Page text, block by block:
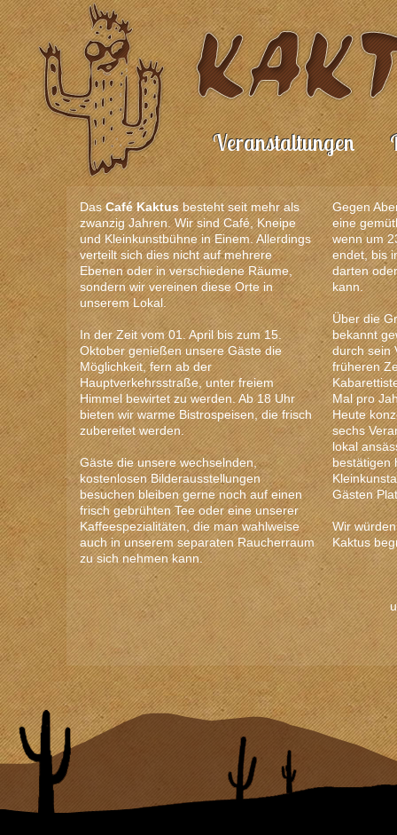
Veranstaltungen
DasCafé Kaktusbesteht seit mehr als
zwanzig Jahren. Wir sind Café, Kneipe
und Kleinkunstbühne in Einem. Allerdings
verteilt sich dies nicht auf mehrere
Ebenen oder in verschiedene Räume,
sondern wir vereinen diese Orte in
unserem Lokal.
In der Zeit vom 01. April bis zum 15.
Oktober genießen unsere Gäste die
Möglichkeit, fern ab der
Hauptverkehrsstraße, unter freiem
Himmel bewirtet zu werden. Ab 18 Uhr
bieten wir warme Bistrospeisen, die frisch
zubereitet werden.
Gäste die unsere wechselnden,
kostenlosen Bilderausstellungen
besuchen bleiben gerne noch auf einen
frisch gebrühten Tee oder eine unserer
Kaffeespezialitäten, die man wahlweise
auch in unserem separaten Raucherraum
zu sich nehmen kann.
Gegen
eine
wenn um
endet, bis
darten
kann.
Über die
bekannt
durch sein
früheren
Mal pro
Heute
sechs
lokal
bestätigen
Gästen
Wir
Kaktus